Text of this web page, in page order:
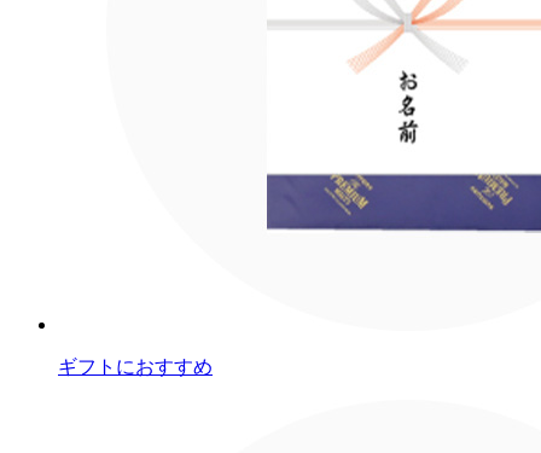
ギフトにおすすめ